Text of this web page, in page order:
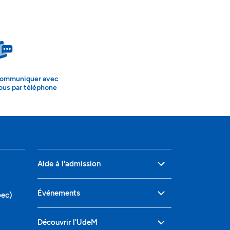
avec
par téléphone
Aide à l'admission
Événements
Découvrir l'UdeM